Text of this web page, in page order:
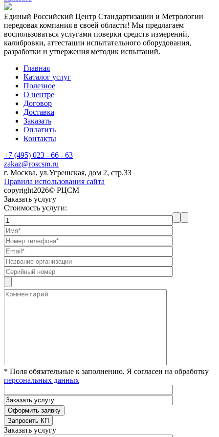
Единый Российский Центр Стандартизации и Метрологии
передовая компания в своей области! Мы предлагаем
воспользоваться услугами поверки средств измерений,
калибровки, аттестации испытательного оборудования,
разработки и утвержения методик испытаний.
Главная
Каталог услуг
Полезное
О центре
Договор
Доставка
Заказать
Оплатить
Контакты
+7 (495) 023 - 66 - 63
zakaz@roscsm.ru
г. Москва, ул.Угрешская, дом 2, стр.33
Правила использования сайта
copyright2026© РЦСМ
Заказать услугу
Стоимость услуги:
* Поля обязательные к заполнению. Я согласен на обработку
персональных данных
Заказать услугу